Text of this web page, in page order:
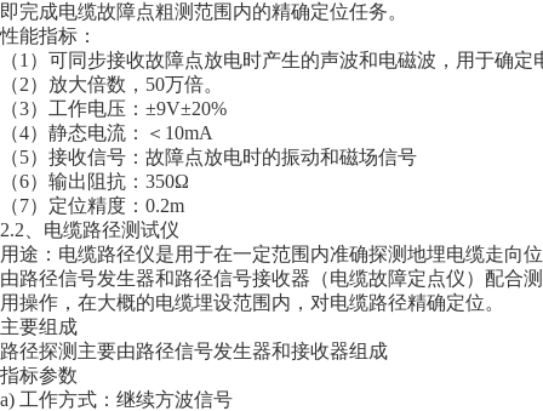
即完成电缆故障点粗测范围内的精确定位任务。
性能指标：
（1）可同步接收故障点放电时产生的声波和电磁波，用于确定
（2）放大倍数，50万倍。
（3）工作电压：±9V±20%
（4）静态电流：＜10mA
（5）接收信号：故障点放电时的振动和磁场信号
（6）输出阻抗：350Ω
（7）定位精度：0.2m
2.2、电缆路径测试仪
用途：电缆路径仪是用于在一定范围内准确探测地埋电缆走向
由路径信号发生器和路径信号接收器（电缆故障定点仪）配合
用操作，在大概的电缆埋设范围内，对电缆路径精确定位。
主要组成
路径探测主要由路径信号发生器和接收器组成
指标参数
a) 工作方式：继续方波信号